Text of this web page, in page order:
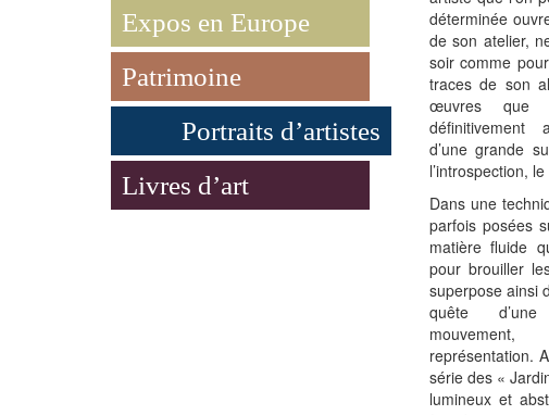
Expos en Europe
Patrimoine
Portraits d’artistes
Livres d’art
déterminée
de son atelier,
soir comme
traces de son
œuvres que
définitivement
d’une grande
l’introspection,
Dans une
parfois posées
matière fluide
pour brouiller
superpose ainsi
quête
représentation.
série des «
lumineux et